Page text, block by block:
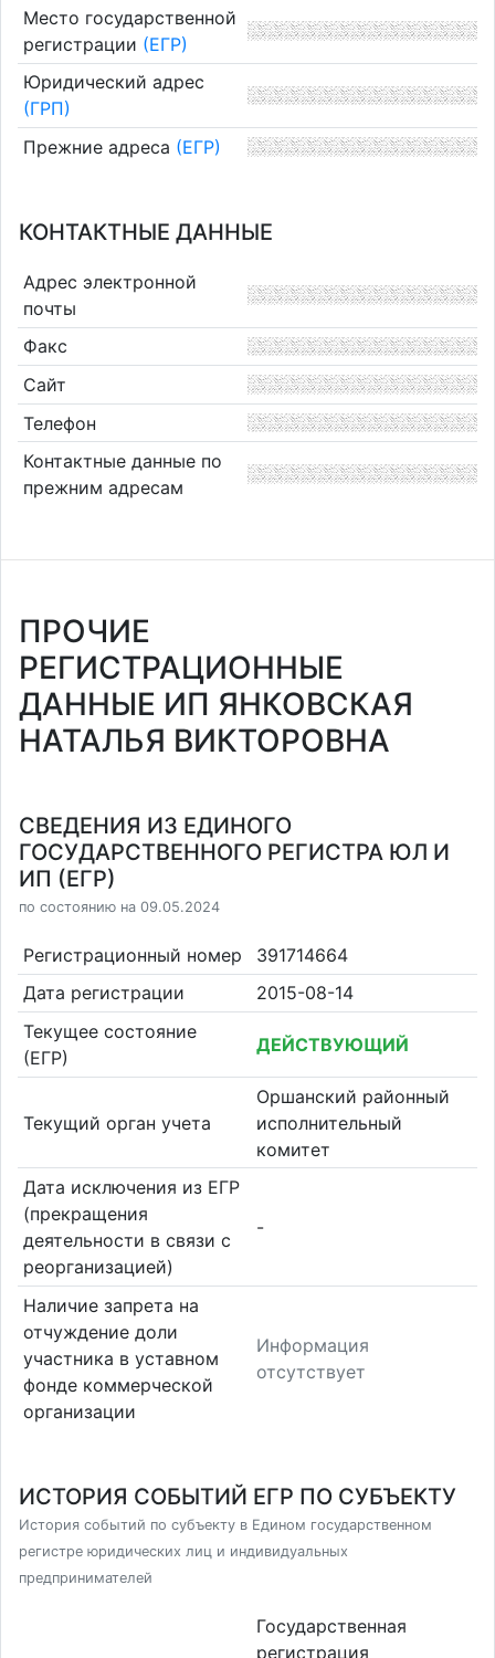
Место государственной
регистрации (ЕГР)
Юридический адрес
(ГРП)
Прежние адреса (ЕГР)
КОНТАКТНЫЕ ДАННЫЕ
Адрес электронной
почты
Факс
Сайт
Телефон
Контактные данные по
прежним адресам
ПРОЧИЕ
РЕГИСТРАЦИОННЫЕ
ДАННЫЕ ИП ЯНКОВСКАЯ
НАТАЛЬЯ ВИКТОРОВНА
СВЕДЕНИЯ ИЗ ЕДИНОГО
ГОСУДАРСТВЕННОГО РЕГИСТРА ЮЛ И
ИП (ЕГР)
по состоянию на 09.05.2024
Регистрационный номер
391714664
Дата регистрации
2015-08-14
Текущее состояние
(ЕГР)
ДЕЙСТВУЮЩИЙ
Текущий орган учета
Оршанский районный
исполнительный
комитет
Дата исключения из ЕГР
(прекращения
деятельности в связи с
реорганизацией)
-
Наличие запрета на
отчуждение доли
участника в уставном
фонде коммерческой
организации
Информация
отсутствует
ИСТОРИЯ СОБЫТИЙ ЕГР ПО СУБЪЕКТУ
История событий по субъекту в Едином государственном
регистре юридических лиц и индивидуальных
предпринимателей
Государственная
регистрация